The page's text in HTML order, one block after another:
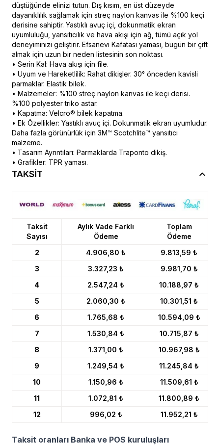
düştüğünde elinizi tutun. Dış kısım, en üst düzeyde
dayanıklılık sağlamak için streç naylon kanvas ile %100 keçi
derisine sahiptir. Yastıklı avuç içi, dokunmatik ekran
uyumluluğu, yansıtıcılık ve hava akışı için ağ, tümü açık yol
deneyiminizi geliştirir. Efsanevi Kafatası yaması, bugün bir çift
almak için uzun bir neden listesinin son noktası.
• Serin Kal: Hava akışı için file.
• Uyum ve Hareketlilik: Rahat dikişler. 30° önceden kavisli
parmaklar. Elastik bilek.
• Malzemeler: %100 streç naylon kanvas ile keçi derisi.
%100 polyester triko astar.
• Kapatma: Velcro® bilek kapatma.
• Ek Özellikler: Yastıklı avuç içi. Dokunmatik ekran uyumludur.
Daha fazla görünürlük için 3M™ Scotchlite™ yansıtıcı
malzeme.
• Tasarım Ayrıntıları: Parmaklarda Traponto dikiş.
• Grafikler: TPR yaması.
TAKSİT
Taksit
Sayısı
Aylık Vade Farklı
Ödeme
Toplam
Ödeme
2
4.906,80 ₺
9.813,59 ₺
3
3.327,23 ₺
9.981,70 ₺
4
2.547,24 ₺
10.188,97 ₺
5
2.060,30 ₺
10.301,51 ₺
6
1.765,68 ₺
10.594,09 ₺
7
1.530,84 ₺
10.715,87 ₺
8
1.371,00 ₺
10.967,98 ₺
9
1.249,54 ₺
11.245,84 ₺
10
1.150,96 ₺
11.509,61 ₺
11
1.072,81 ₺
11.800,89 ₺
12
996,02 ₺ 11.952,21 ₺
Taksit oranları Banka ve POS kuruluşları